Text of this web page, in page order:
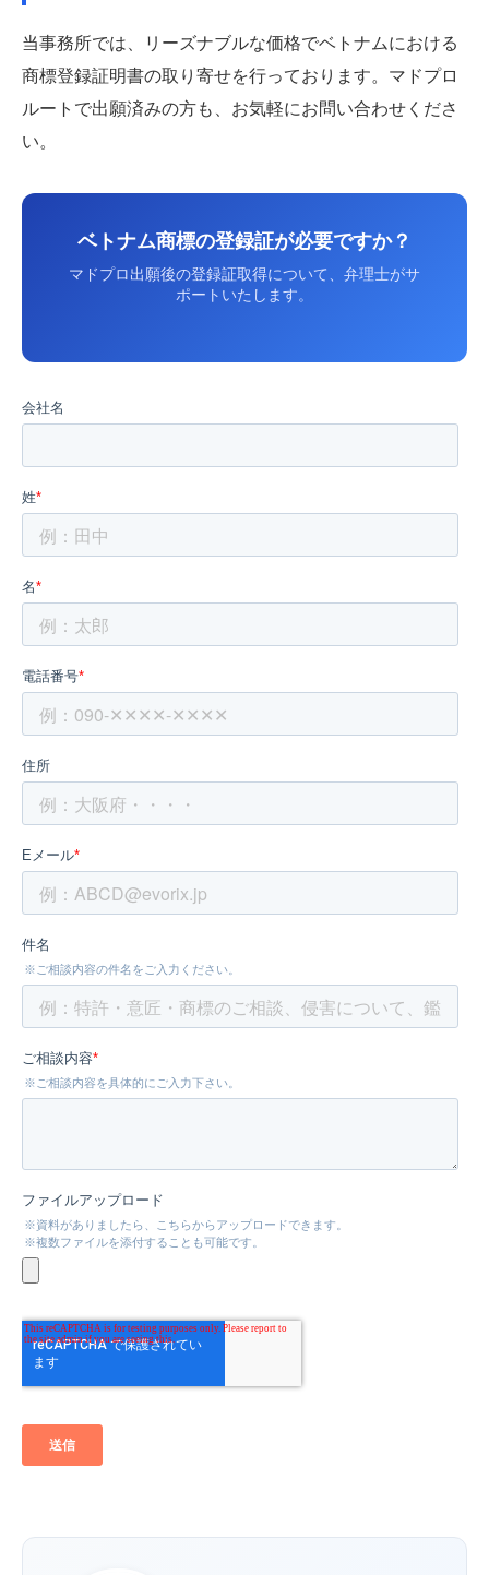
当事務所では、リーズナブルな価格でベトナムにおける
商標登録証明書の取り寄せを行っております。マドプロ
ルートで出願済みの方も、お気軽にお問い合わせくださ
い。
ベトナム商標の登録証が必要ですか？
マドプロ出願後の登録証取得について、弁理士がサ
ポートいたします。